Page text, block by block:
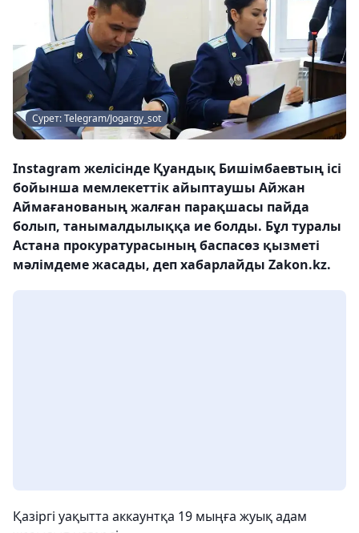
Сурет: Telegram/Jogargy_sot
Instagram желісінде Қуандық Бишімбаевтың ісі
бойынша мемлекеттік айыптаушы Айжан
Аймағанованың жалған парақшасы пайда
болып, танымалдылыққа ие болды. Бұл туралы
Астана прокуратурасының баспасөз қызметі
мәлімдеме жасады, деп хабарлайды Zakon.kz.
Қазіргі уақытта аккаунтқа 19 мыңға жуық адам